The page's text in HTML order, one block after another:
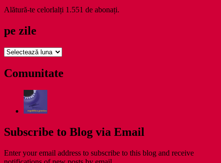
Alătură-te celorlalți 1.551 de abonați.
pe zile
pe
Comunitate
Subscribe to Blog via Email
Enter your email address to subscribe to this blog and receive